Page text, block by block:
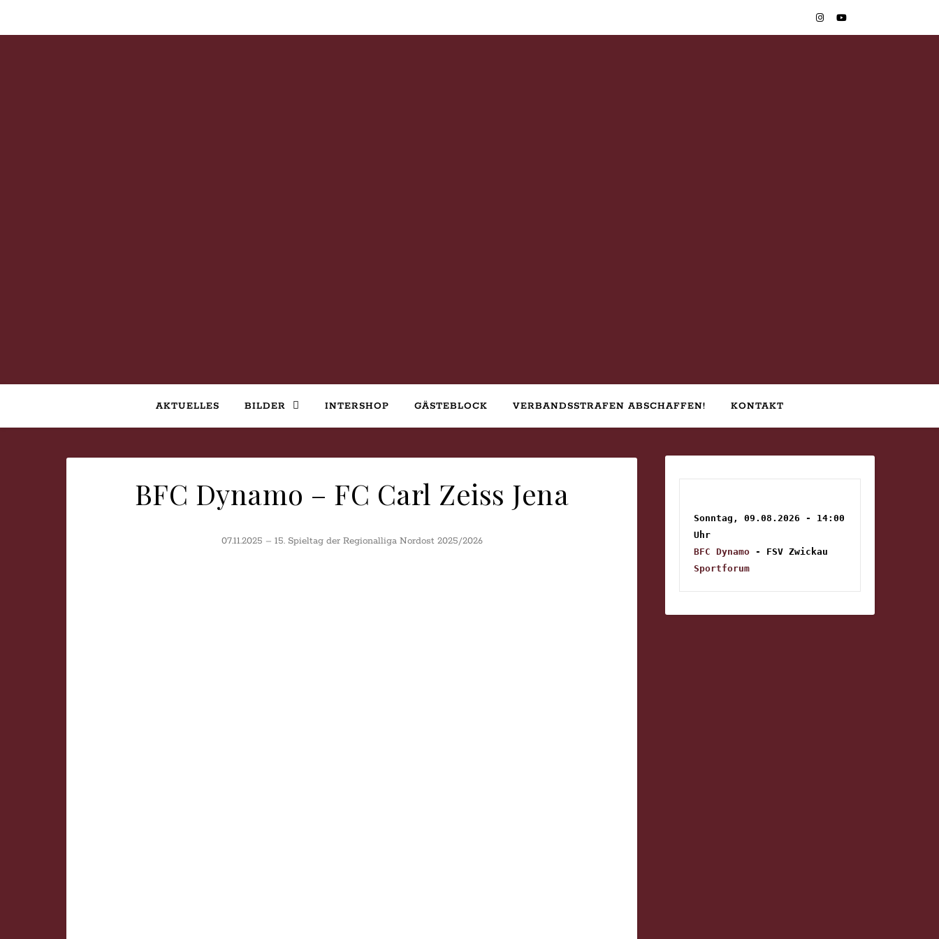
AKTUELLES BILDER INTERSHOP GÄSTEBLOCK VERBANDSSTRAFEN ABSCHAFFEN! KONTAKT
BFC Dynamo – FC Carl Zeiss Jena
07.11.2025 – 15. Spieltag der Regionalliga Nordost 2025/2026
Sonntag, 09.08.2026 - 14:00
Uhr
BFC Dynamo - FSV Zwickau
Sportforum